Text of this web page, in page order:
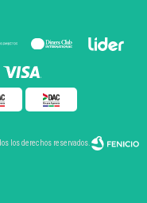
los derechos reservados.